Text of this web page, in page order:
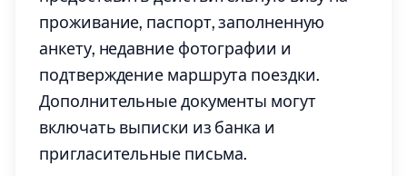
проживание, паспорт, заполненную
анкету, недавние фотографии и
подтверждение маршрута поездки.
Дополнительные документы могут
включать выписки из банка и
пригласительные письма.